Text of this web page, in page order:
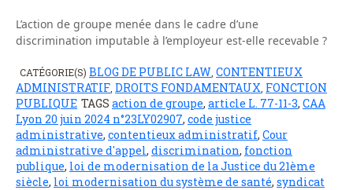
L’action de groupe menée dans le cadre d’une
discrimination imputable à l’employeur est-elle recevable ?
CATÉGORIE(S) BLOG DE PUBLIC LAW CONTENTIEUX
ADMINISTRATIF DROITS FONDAMENTAUX FONCTION
PUBLIQUE TAGS action de groupe, article L. 77-11-3, CAA
Lyon 20 juin 2024 n°23LY02907, code justice
administrative, contentieux administratif, Cour
administrative d'appel, discrimination, fonction
publique, loi de modernisation de la Justice du 21ème
siècle, loi modernisation du système de santé, syndicat